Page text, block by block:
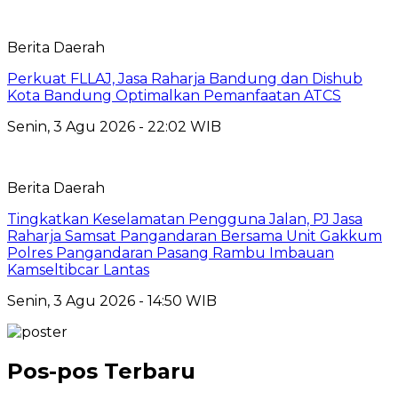
Berita Daerah
Perkuat FLLAJ, Jasa Raharja Bandung dan Dishub
Kota Bandung Optimalkan Pemanfaatan ATCS
Senin, 3 Agu 2026 - 22:02 WIB
Berita Daerah
Tingkatkan Keselamatan Pengguna Jalan, PJ Jasa
Raharja Samsat Pangandaran Bersama Unit Gakkum
Polres Pangandaran Pasang Rambu Imbauan
Kamseltibcar Lantas
Senin, 3 Agu 2026 - 14:50 WIB
Pos-pos Terbaru